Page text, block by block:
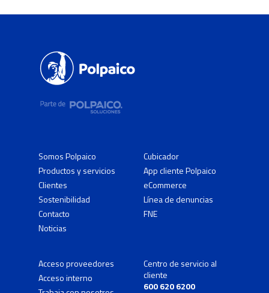
Somos Polpaico
Productos y servicios
Clientes
Sostenibilidad
Contacto
Noticias
Cubicador
App cliente Polpaico
eCommerce
Línea de denuncias
FNE
Acceso proveedores
Acceso interno
Centro de servicio al
cliente
600 620 6200